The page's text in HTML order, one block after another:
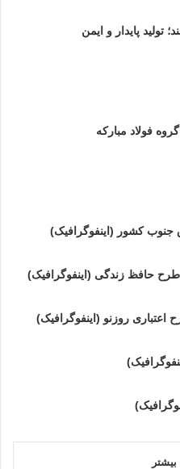
تولید پایدار و ایمن
فولاد مبارکه
کشور (اینفوگرافیک)
حافظ زندگی (اینفوگرافیک)
روزنو (اینفوگرافیک)